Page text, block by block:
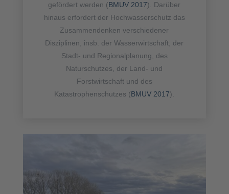
gefördert werden (BMUV 2017). Darüber
hinaus erfordert der Hochwasserschutz das
Zusammendenken verschiedener
Disziplinen, insb. der Wasserwirtschaft, der
Stadt- und Regionalplanung, des
Naturschutzes, der Land- und
Forstwirtschaft und des
Katastrophenschutzes (BMUV 2017).